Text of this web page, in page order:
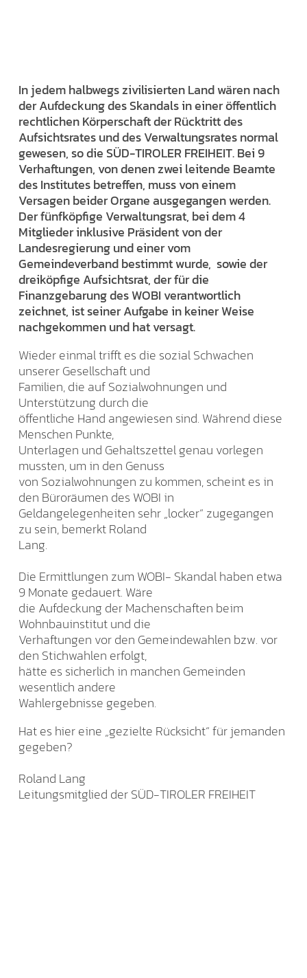
In jedem halbwegs zivilisierten Land wären nach
der Aufdeckung des Skandals in einer öffentlich
rechtlichen Körperschaft der Rücktritt des
Aufsichtsrates und des Verwaltungsrates normal
gewesen, so die SÜD-TIROLER FREIHEIT. Bei 9
Verhaftungen, von denen zwei leitende Beamte
des Institutes betreffen, muss von einem
Versagen beider Organe ausgegangen werden.
Der fünfköpfige Verwaltungsrat, bei dem 4
Mitglieder inklusive Präsident von der
Landesregierung und einer vom
Gemeindeverband bestimmt wurde, sowie der
dreiköpfige Aufsichtsrat, der für die
Finanzgebarung des WOBI verantwortlich
zeichnet, ist seiner Aufgabe in keiner Weise
nachgekommen und hat versagt.
Wieder einmal trifft es die sozial Schwachen
unserer Gesellschaft und
Familien, die auf Sozialwohnungen und
Unterstützung durch die
öffentliche Hand angewiesen sind. Während diese
Menschen Punkte,
Unterlagen und Gehaltszettel genau vorlegen
mussten, um in den Genuss
von Sozialwohnungen zu kommen, scheint es in
den Büroräumen des WOBI in
Geldangelegenheiten sehr „locker“ zugegangen
zu sein, bemerkt Roland
Lang.
Die Ermittlungen zum WOBI- Skandal haben etwa
9 Monate gedauert. Wäre
die Aufdeckung der Machenschaften beim
Wohnbauinstitut und die
Verhaftungen vor den Gemeindewahlen bzw. vor
den Stichwahlen erfolgt,
hätte es sicherlich in manchen Gemeinden
wesentlich andere
Wahlergebnisse gegeben.
Hat es hier eine „gezielte Rücksicht“ für jemanden
gegeben?
Roland Lang
Leitungsmitglied der SÜD-TIROLER FREIHEIT